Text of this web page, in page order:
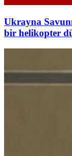
Ukrayna
bir helikopter